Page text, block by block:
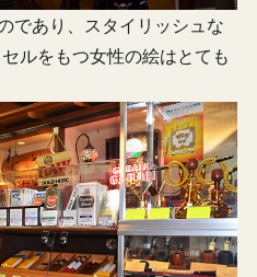
であり、スタイリッシュな
ルをもつ女性の絵はとても